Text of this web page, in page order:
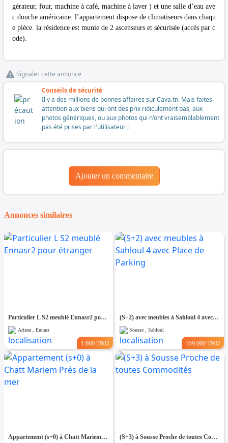
gérateur, four, machine à café, machine à laver ) et une salle d’eau ave
c douche américaine. l’appartement dispose de climatiseurs dans chaqu
e pièce. la résidence est munie de 2 ascenseurs et sécurisée (accès par c
ode).
Signaler cette annonce
Conseils de sécurité
Il y a des millions de bonnes affaires sur Cava.tn. Mais faites
attention aux biens qui ont des prix ridiculement bas, aux
photos génériques, ou aux photos qui n'ont vraisemblablement
pas été prises par l'utilisateur !
Ajouter un commentaire
Annonces similaires
Particulier L S2 meublé Ennasr2 pour étranger
Ariana , Ennasr
1.600 TND
(S+2) avec meubles à Sahloul 4 avec Place de Parking
Sousse , Sahloul
359.000 TND
Appartement (s+0) à Chatt Mariem Prés de la mer (S+3) à Sousse Proche de toutes Commodités